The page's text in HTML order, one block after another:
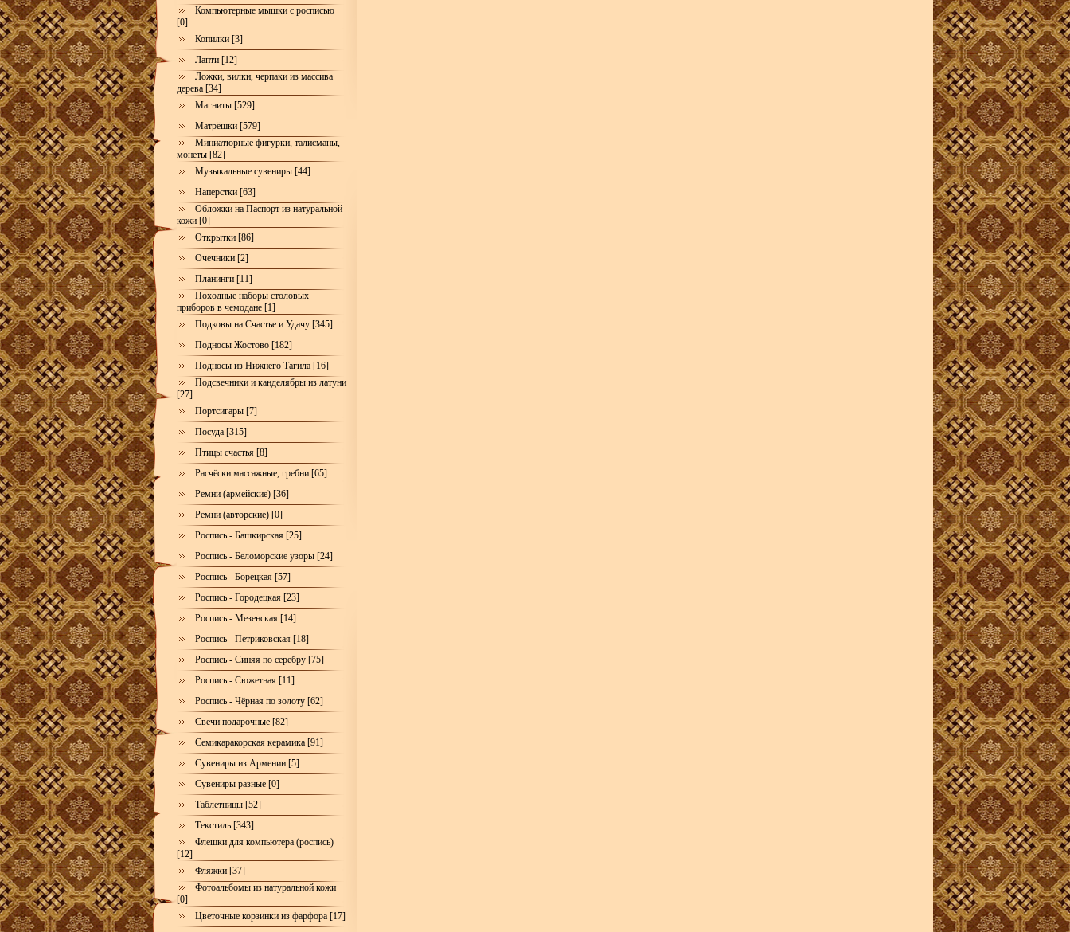
Компьютерные мышки с росписью
[0]
Копилки [3]
Лапти [12]
Ложки, вилки, черпаки из массива
дерева [34]
Магниты [529]
Матрёшки [579]
Миниатюрные фигурки, талисманы,
монеты [82]
Музыкальные сувениры [44]
Наперстки [63]
Обложки на Паспорт из натуральной
кожи [0]
Открытки [86]
Очечники [2]
Планинги [11]
Походные наборы столовых
приборов в чемодане [1]
Подковы на Счастье и Удачу [345]
Подносы Жостово [182]
Подносы из Нижнего Тагила [16]
Подсвечники и канделябры из латуни
[27]
Портсигары [7]
Посуда [315]
Птицы счастья [8]
Расчёски массажные, гребни [65]
Ремни (армейские) [36]
Ремни (авторские) [0]
Роспись - Башкирская [25]
Роспись - Беломорские узоры [24]
Роспись - Борецкая [57]
Роспись - Городецкая [23]
Роспись - Мезенская [14]
Роспись - Петриковская [18]
Роспись - Синяя по серебру [75]
Роспись - Сюжетная [11]
Роспись - Чёрная по золоту [62]
Свечи подарочные [82]
Семикаракорская керамика [91]
Сувениры из Армении [5]
Сувениры разные [0]
Таблетницы [52]
Текстиль [343]
Флешки для компьютера (роспись)
[12]
Фляжки [37]
Фотоальбомы из натуральной кожи
[0]
Цветочные корзинки из фарфора [17]